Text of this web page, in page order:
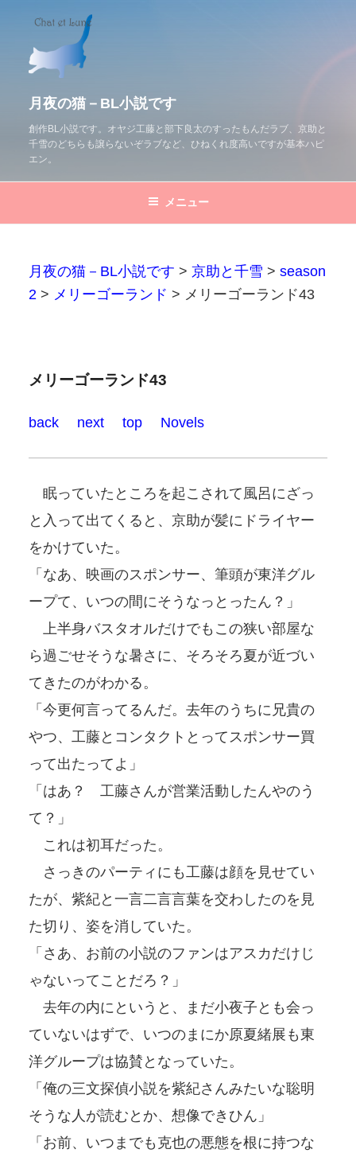
月夜の猫－BL小説です
創作BL小説です。オヤジ工藤と部下良太のすったもんだラブ、京助と
千雪のどちらも譲らないぞラブなど、ひねくれ度高いですが基本ハピ
エン。
メニュー
月夜の猫－BL小説です > 京助と千雪 > season
2 > メリーゴーランド > メリーゴーランド43
メリーゴーランド43
back next top Novels
眠っていたところを起こされて風呂にざっ
と入って出てくると、京助が髪にドライヤー
をかけていた。
「なあ、映画のスポンサー、筆頭が東洋グル
ープて、いつの間にそうなっとったん？」
上半身バスタオルだけでもこの狭い部屋な
ら過ごせそうな暑さに、そろそろ夏が近づい
てきたのがわかる。
「今更何言ってるんだ。去年のうちに兄貴の
やつ、工藤とコンタクトとってスポンサー買
って出たってよ」
「はあ？ 工藤さんが営業活動したんやのう
て？」
これは初耳だった。
さっきのパーティにも工藤は顔を見せてい
たが、紫紀と一言二言言葉を交わしたのを見
た切り、姿を消していた。
「さあ、お前の小説のファンはアスカだけじ
ゃないってことだろ？」
去年の内にというと、まだ小夜子とも会っ
ていないはずで、いつのまにか原夏緒展も東
洋グループは協賛となっていた。
「俺の三文探偵小説を紫紀さんみたいな聡明
そうな人が読むとか、想像できひん」
「お前、いつまでも克也の悪態を根に持つな